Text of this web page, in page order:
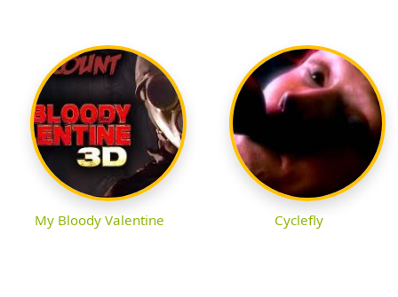
My Bloody Valentine Cyclefly